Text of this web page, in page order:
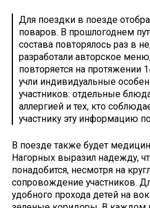
Для поездки в поезде
поваров. В прошлогоднем
состава повторялось раз в
разработали авторское
повторяется на протяжении
учли индивидуальные
участников: отдельные
аллергией и тех, кто
участнику эту информацию
В поезде также будет
Нагорных выразил надежду,
понадобится, несмотря на
сопровождение участников.
удобного прохода детей на